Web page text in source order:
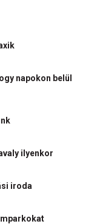
napokon belül
ilyenkor
iroda